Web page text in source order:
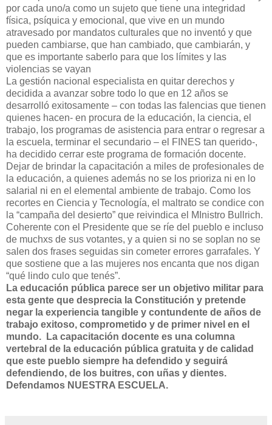
por cada uno/a como un sujeto que tiene una integridad
física, psíquica y emocional, que vive en un mundo
atravesado por mandatos culturales que no inventó y que
pueden cambiarse, que han cambiado, que cambiarán, y
que es importante saberlo para que los límites y las
violencias se vayan
La gestión nacional especialista en quitar derechos y
decidida a avanzar sobre todo lo que en 12 años se
desarrolló exitosamente – con todas las falencias que tienen
quienes hacen- en procura de la educación, la ciencia, el
trabajo, los programas de asistencia para entrar o regresar a
la escuela, terminar el secundario – el FINES tan querido-,
ha decidido cerrar este programa de formación docente.
Dejar de brindar la capacitación a miles de profesionales de
la educación, a quienes además no se los prioriza ni en lo
salarial ni en el elemental ambiente de trabajo. Como los
recortes en Ciencia y Tecnología, el maltrato se condice con
la “campaña del desierto” que reivindica el MInistro Bullrich.
Coherente con el Presidente que se ríe del pueblo e incluso
de muchxs de sus votantes, y a quien si no se soplan no se
salen dos frases seguidas sin cometer errores garrafales. Y
que sostiene que a las mujeres nos encanta que nos digan
“qué lindo culo que tenés”.
La educación pública parece ser un objetivo militar para
esta gente que desprecia la Constitución y pretende
negar la experiencia tangible y contundente de años de
trabajo exitoso, comprometido y de primer nivel en el
mundo.
La capacitación docente es una columna
vertebral de la educación pública gratuita y de calidad
que este pueblo siempre ha defendido y seguirá
defendiendo, de los buitres, con uñas y dientes.
Defendamos NUESTRA ESCUELA.